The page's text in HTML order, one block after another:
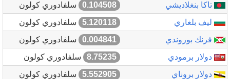
تاكا بنغلاديشي
0.104508
سلفادوري كولون
ليف بلغاري
5.120118
سلفادوري كولون
فرنك بوروندي
0.004841
سلفادوري كولون
دولار برمودي
8.75235
سلفادوري كولون
دولار بروناي
5.552905
سلفادوري كولون